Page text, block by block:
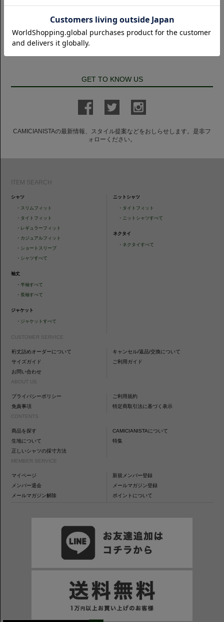
スリムフィット
FlyFront レノクロス｜サックス
スリムフィット
GET TO KNOW US
CAMICIANISTAの最新情報、スタイル提案などをおしらせします。是非フ
ォローください。
ITEM SEARCH
シャツ
・ スリムフィット
・ タイトフィット
・ レギュラーフィット
・ カジュアルフィット
・ ショートスリーブ
・ シャツすべて
袖丈
・半袖すべて
・長袖すべて
ジャケット
・ ジャケットすべて
ニットシャツ
・ タイトフィット
・ ニットシャツすべて
ネクタイ
・ ネクタイすべて
CUSTOMER SERVICE
裄丈詰めオーダーについて
キャンセル/返品/交換について
サイズガイド
ご利用ガイド
お問い合わせ
ABOUT US
プライバシーポリシー
ご利用規約
免責事項
特定商取引法に基づく表示
CONTENTS
商品を探す
CAMICIANISTAについて
生地について
特集
正しいシャツの採寸方法
MEMBER SERVICE
マイページ
新規メンバー登録
メンバー退会
メールマガジン登録
メールマガジン解除
ポイントについて